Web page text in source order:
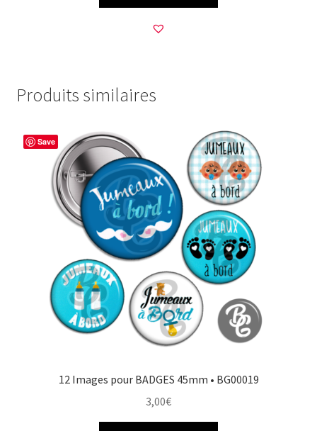
Produits similaires
Save
12 Images pour BADGES 45mm • BG00019
3,00€